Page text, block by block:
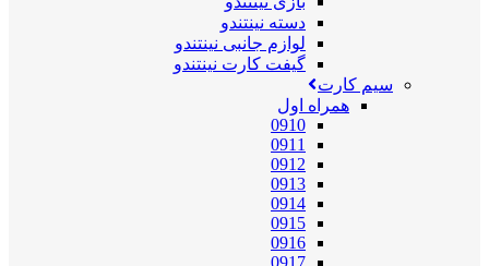
دسته نینتندو
لوازم جانبی نینتندو
گیفت کارت نینتندو
سیم کارت
همراه اول
0910
0911
0912
0913
0914
0915
0916